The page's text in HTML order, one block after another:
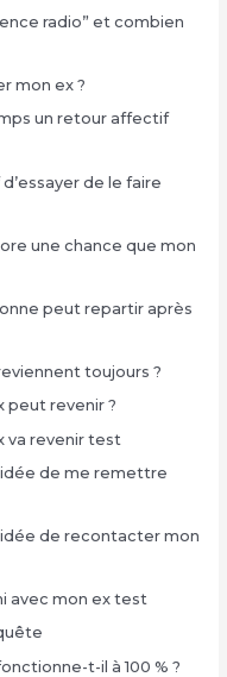
radio” et combien
mon ex ?
un retour affectif
de le faire
une chance que mon
peut repartir après
toujours ?
peut revenir ?
va revenir test
idée de me remettre
de recontacter mon
avec mon ex test
t-il à 100 % ?